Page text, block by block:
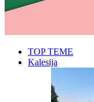
TOP TEME
Kalesija